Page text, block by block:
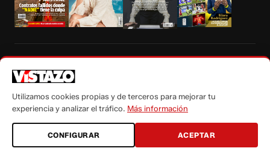
autorización escrita de su titular, de todos los contenidos de Vistazo.com.
Utilizamos cookies propias y de terceros para mejorar tu
experiencia y analizar el tráfico. Más información
CONFIGURAR ACEPTAR